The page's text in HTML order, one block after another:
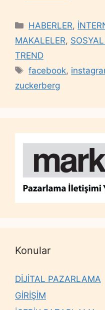
Categories
HABERLER,
MAKALELER,
TREND
Tags
facebook,
zuckerberg
Konular
DİJİTAL PAZARLAMA
GİRİŞİM